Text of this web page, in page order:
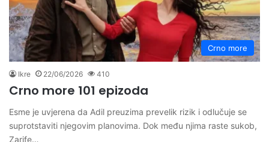
Crno more
Ikre 22/06/2026 410
Crno more 101 epizoda
Esme je uvjerena da Adil preuzima prevelik rizik i odlučuje se
suprotstaviti njegovim planovima. Dok među njima raste sukob,
Zarife…